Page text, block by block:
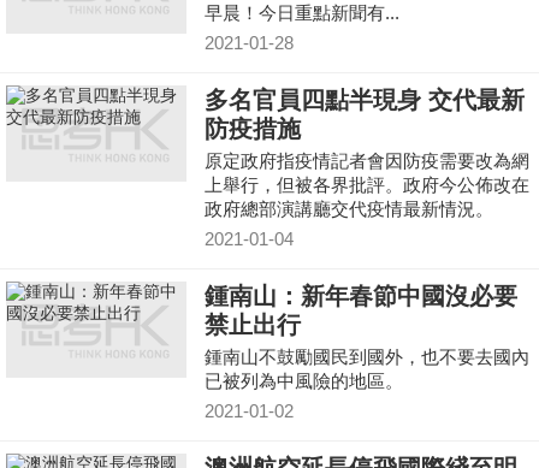
早晨！今日重點新聞有...
2021-01-28
多名官員四點半現身 交代最新
防疫措施
原定政府指疫情記者會因防疫需要改為網
上舉行，但被各界批評。政府今公佈改在
政府總部演講廳交代疫情最新情況。
2021-01-04
鍾南山：新年春節中國沒必要
禁止出行
鍾南山不鼓勵國民到國外，也不要去國內
已被列為中風險的地區。
2021-01-02